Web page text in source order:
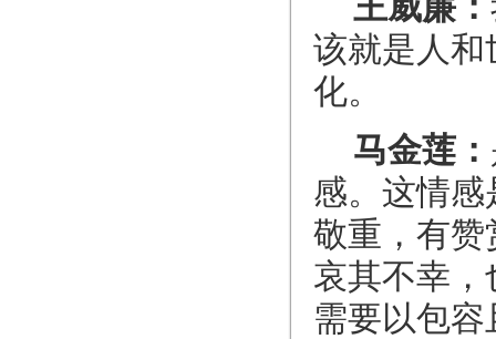
该就是人和
化。
马金莲：
感。这情
敬重，有赞
哀其不幸
需要以包